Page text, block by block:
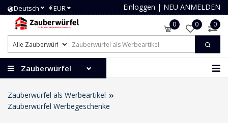
Deutsch €EUR Einloggen | NEU ANMELDEN
0 0 0
Zauberwürfel
Zauberwürfel als Werbeartikel
Zauberwürfel Werbegeschenke